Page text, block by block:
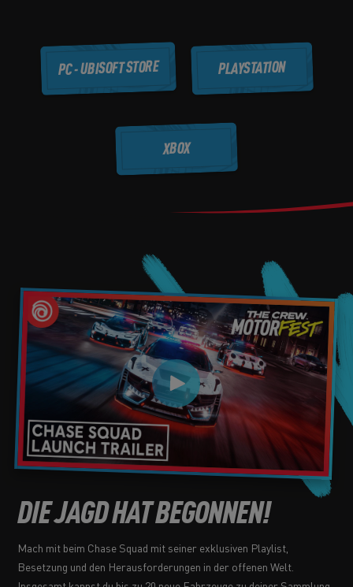
PC - UBISOFT STORE PLAYSTATION
XBOX
DIE JAGD HAT BEGONNEN!
Mach mit beim Chase Squad mit seiner exklusiven Playlist,
Besetzung und den Herausforderungen in der offenen Welt.